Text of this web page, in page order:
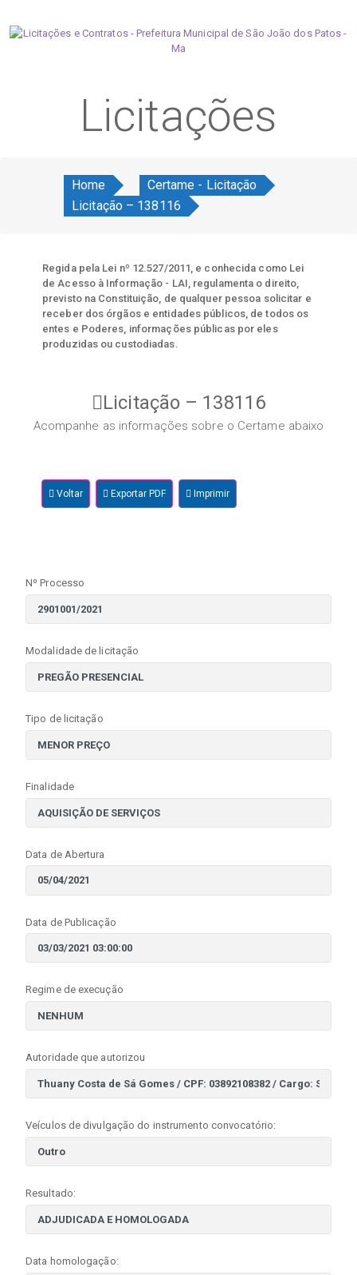
Licitações
Home
Certame - Licitação
Licitação – 138116
Regida pela Lei nº 12.527/2011, e conhecida como Lei
de Acesso à Informação - LAI, regulamenta o direito,
previsto na Constituição, de qualquer pessoa solicitar e
receber dos órgãos e entidades públicos, de todos os
entes e Poderes, informações públicas por eles
produzidas ou custodiadas.
Licitação – 138116
Acompanhe as informações sobre o Certame abaixo
Voltar Exportar PDF Imprimir
Nº Processo
Modalidade de licitação
Tipo de licitação
Finalidade
Data de Abertura
Data de Publicação
Regime de execução
Autoridade que autorizou
Veículos de divulgação do instrumento convocatório:
Resultado:
Data homologação: